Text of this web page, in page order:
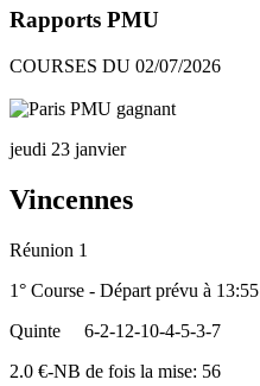
Rapports PMU
COURSES DU 02/07/2026
jeudi 23 janvier
Vincennes
Réunion 1
1° Course - Départ prévu à 13:55
Quinte
6-2-12-10-4-5-3-7
2.0 €-NB de fois la mise: 56